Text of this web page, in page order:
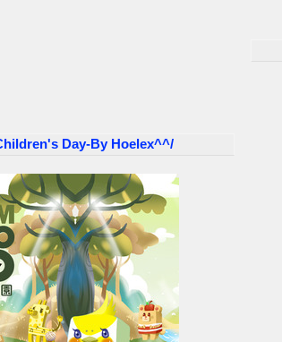
Day-By Hoelex^^/